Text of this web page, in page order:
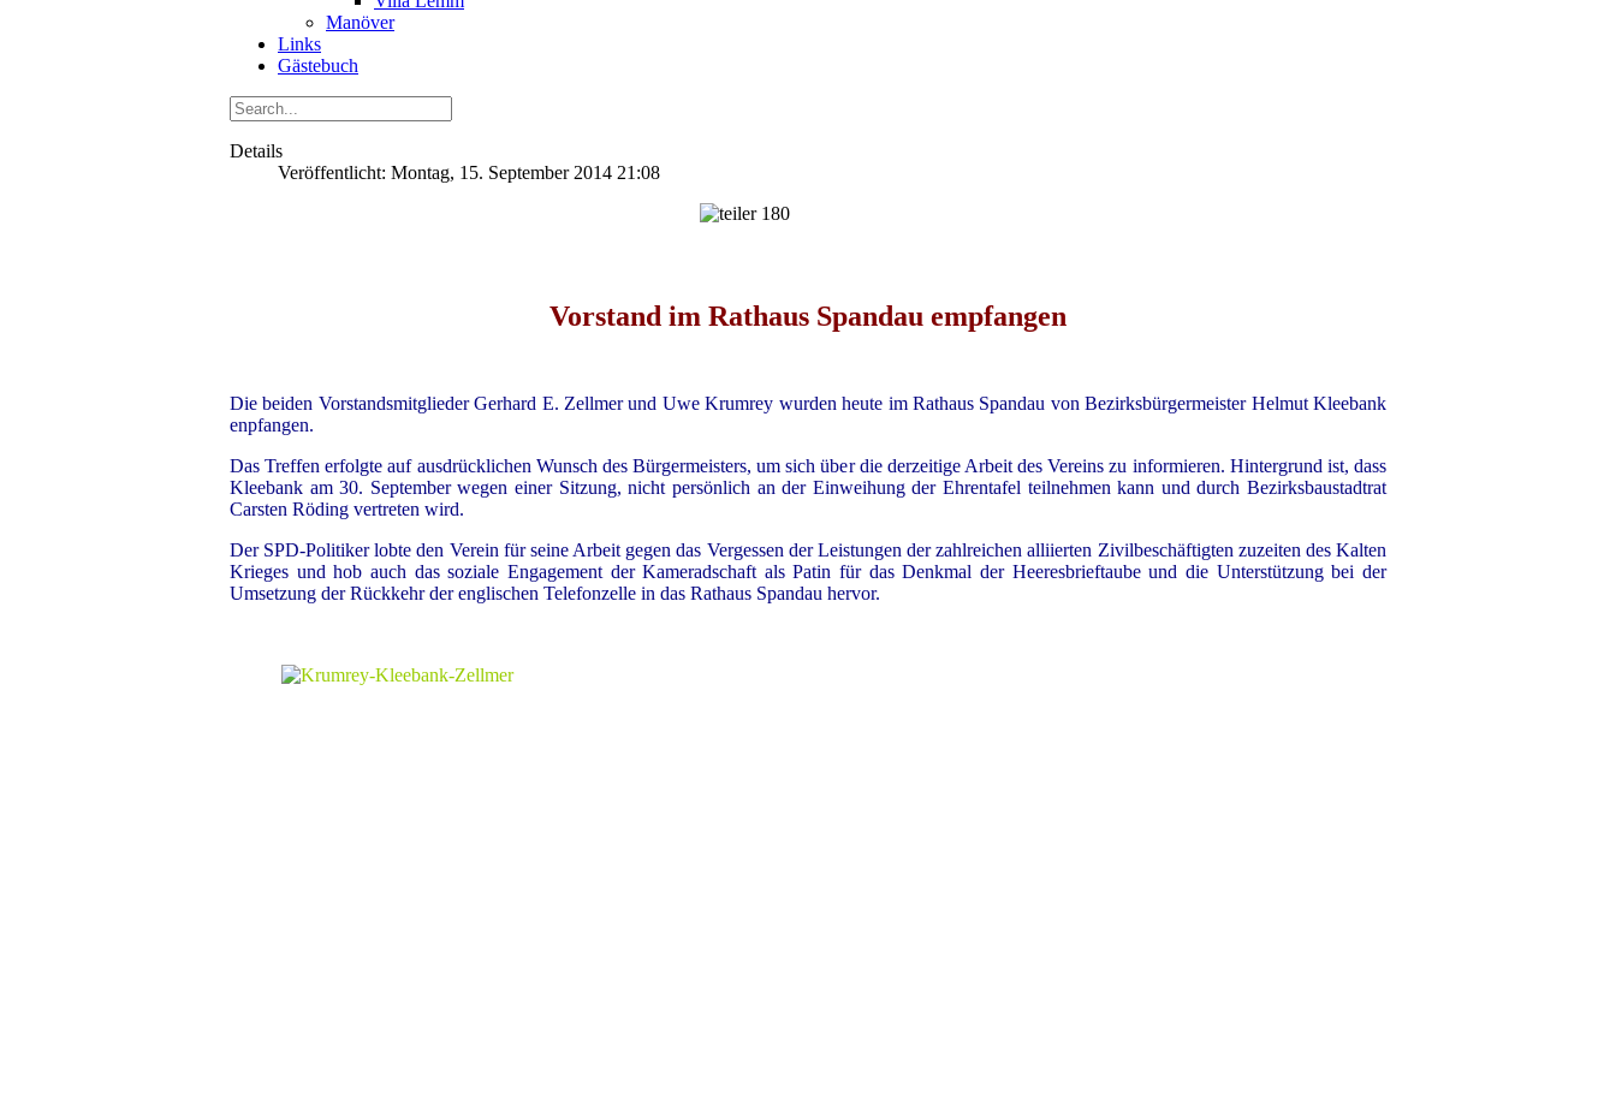
Manöver
Links
Gästebuch
Details
Veröffentlicht: Montag, 15. September 2014 21:08
Vorstand im Rathaus Spandau empfangen
Die beiden Vorstandsmitglieder Gerhard E. Zellmer und Uwe Krumrey wurden heute im Rathaus Spandau von Bezirksbürgermeister Helmut Kleebank
enpfangen.
Das Treffen erfolgte auf ausdrücklichen Wunsch des Bürgermeisters, um sich über die derzeitige Arbeit des Vereins zu informieren. Hintergrund ist, dass
Kleebank am 30. September wegen einer Sitzung, nicht persönlich an der Einweihung der Ehrentafel teilnehmen kann und durch Bezirksbaustadtrat
Carsten Röding vertreten wird.
Der SPD-Politiker lobte den Verein für seine Arbeit gegen das Vergessen der Leistungen der zahlreichen alliierten Zivilbeschäftigten zuzeiten des Kalten
Krieges und hob auch das soziale Engagement der Kameradschaft als Patin für das Denkmal der Heeresbrieftaube und die Unterstützung bei der
Umsetzung der Rückkehr der englischen Telefonzelle in das Rathaus Spandau hervor.